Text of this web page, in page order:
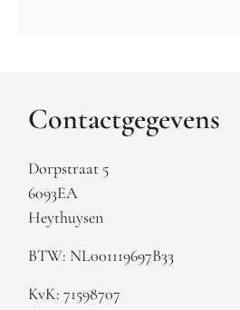
Contactgegevens
Dorpstraat 5
6093EA
Heythuysen
BTW: NL001119697B33
KvK: 71598707